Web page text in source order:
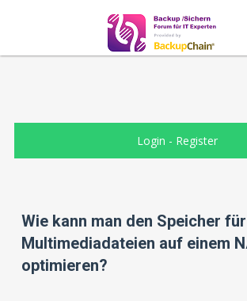
Login - Register
Wie kann man den Speicher für
Multimediadateien auf einem
optimieren?